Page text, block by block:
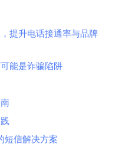
提升电话接通率与品牌
能是诈骗陷阱
短信解决方案